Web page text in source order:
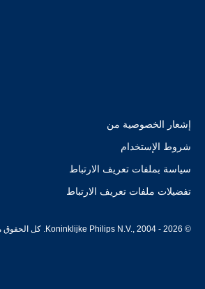
إشعار الخصوصية من
شروط الإستخدام
سياسة بملفات تعريف الارتباط
تفضيلات ملفات تعريف الارتباط
© Koninklijke Philips N.V., 2004 - 2026. كل الحقوق محفوظة.